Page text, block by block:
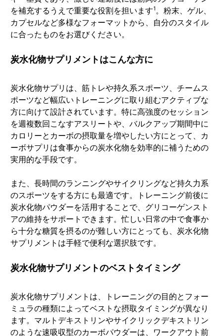
を補充するうえで重要な役割を担います1 。粉末、ゲル、
カプセルなど多様なフォーマットから、自分のスタイル
に合ったものをお選びください。
炭水化物サプリメントはこんな方に
炭水化物サプリは、筋トレや持久系スポーツ、チームス
ポーツなど幅広いトレーニングに取り組むアクティブな
方に向けて設計されています。特に高強度のセッション
を週複数回こなすアスリートや、バルクアップ期間中に
カロリーとカーボの摂取量を増やしたい方にとって、カ
ーボサプリは食事からの炭水化物を効率的に補うための
実用的な手段です。
また、長時間のランニングやサイクリングなど持久力系
のスポーツをする方にも最適です。トレーニング前後に
炭水化物パウダーを活用することで、グリコーゲンスト
アの維持をサポートできます。忙しい日常の中で食事か
ら十分な糖質を摂るのが難しい方にとっても、炭水化物
サプリメントは手軽で便利な選択肢です。
炭水化物サプリメントのベストタイミング
炭水化物サプリメントは、トレーニングの目的とフォー
ミュラの種類によってベストな摂取タイミングが異なり
ます。マルトデキストリンやサイクリックデキストリン
のような速吸収型のカーボパウダーは、ワークアウト前